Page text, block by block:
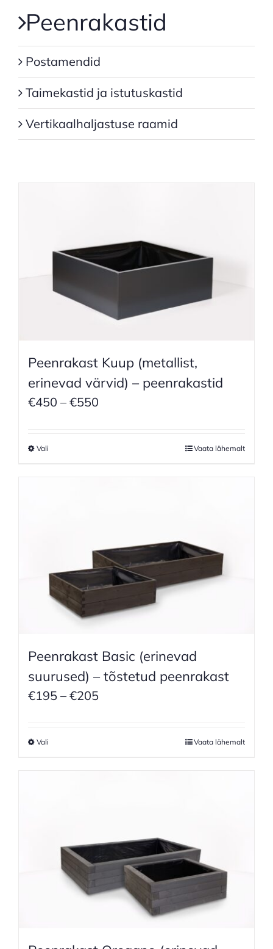
Peenrakast Kuup (metallist,
erinevad värvid) – peenrakastid
€450 – €550
Vali Vaata lähemalt
Peenrakast Basic (erinevad
suurused) – tõstetud peenrakast
€195 – €205Price
Vali Vaata lähemalt
Peenrakastid
Postamendid
Taimekastid ja istutuskastid
Vertikaalhaljastuse raamid